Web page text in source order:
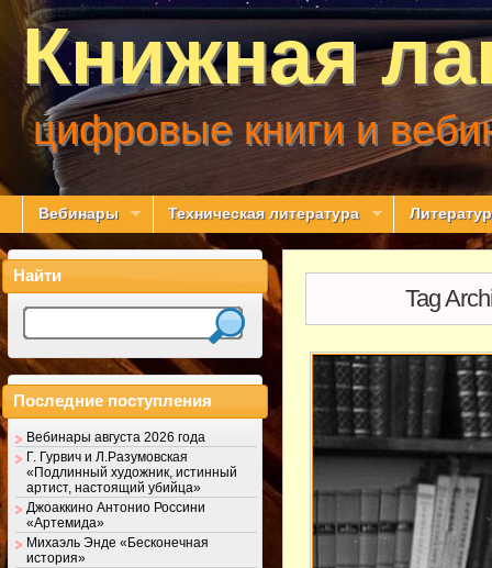
Книжная
цифровые книги и
Вебинары Техническая литература
Tag
Найти
Последние поступления
Вебинары августа 2026 года
Г. Гурвич и Л.Разумовская
«Подлинный художник, истинный
артист, настоящий убийца»
Джоаккино Антонио Россини
«Артемида»
Михаэль Энде «Бесконечная
история»